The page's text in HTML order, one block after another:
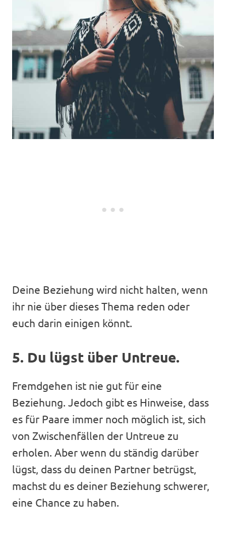
Deine Beziehung wird nicht halten, wenn
ihr nie über dieses Thema reden oder
euch darin einigen könnt.
5. Du lügst über Untreue.
Fremdgehen ist nie gut für eine
Beziehung. Jedoch gibt es Hinweise, dass
es für Paare immer noch möglich ist, sich
von Zwischenfällen der Untreue zu
erholen. Aber wenn du ständig darüber
lügst, dass du deinen Partner betrügst,
machst du es deiner Beziehung schwerer,
eine Chance zu haben.